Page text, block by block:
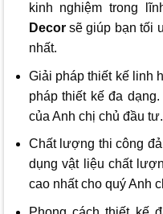
kinh nghiệm trong
Decorsẽ giúp bạn tối
nhất.
Giải pháp thiết kế linh
pháp thiết kế đa
của Anh chị chủ đầu tư.
Chất lượng thi công
dụng vật liệu chất
cao nhất cho quý Anh